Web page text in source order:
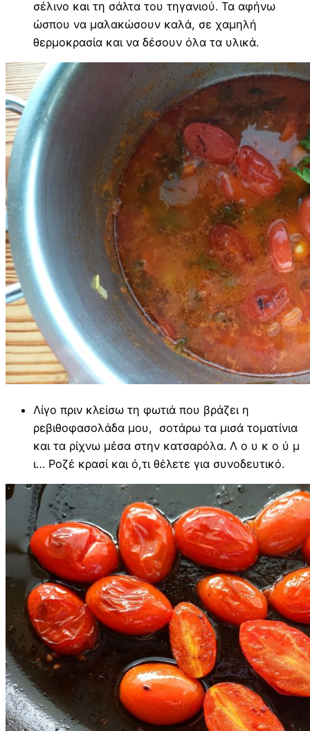
σέλινο και τη σάλτα του τηγανιού. Τα αφήνω
ώσπου να μαλακώσουν καλά, σε χαμηλή
θερμοκρασία και να δέσουν όλα τα υλικά.
Λίγο πριν κλείσω τη φωτιά που βράζει η
ρεβιθοφασολάδα μου, σοτάρω τα μισά τοματίνια
και τα ρίχνω μέσα στην κατσαρόλα. Λ ο υ κ ο ύ μ
ι… Ροζέ κρασί και ό,τι θέλετε για συνοδευτικό.